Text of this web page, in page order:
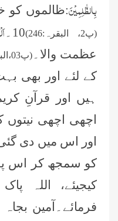
بِالظّٰلِمِیْنَ:ظالموں کو
(پ2، البقرہ:246) 10 ۔
عظمت والا۔ )پ03
کے لئے اور بھی
ہیں اور قرآنِ
اچھی اچھی نیتوں
اور اس میں دی گئی
کو سمجھ کر اس
کیجیئے،
اللہ
فرمائے۔آمین بجاہ